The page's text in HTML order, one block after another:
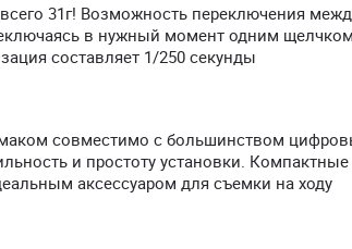
31г! Возможность переключения
в нужный момент одним
составляет 1/250 секунды
совместимо с большинством
и простоту установки.
аксессуаром для съемки на ходу